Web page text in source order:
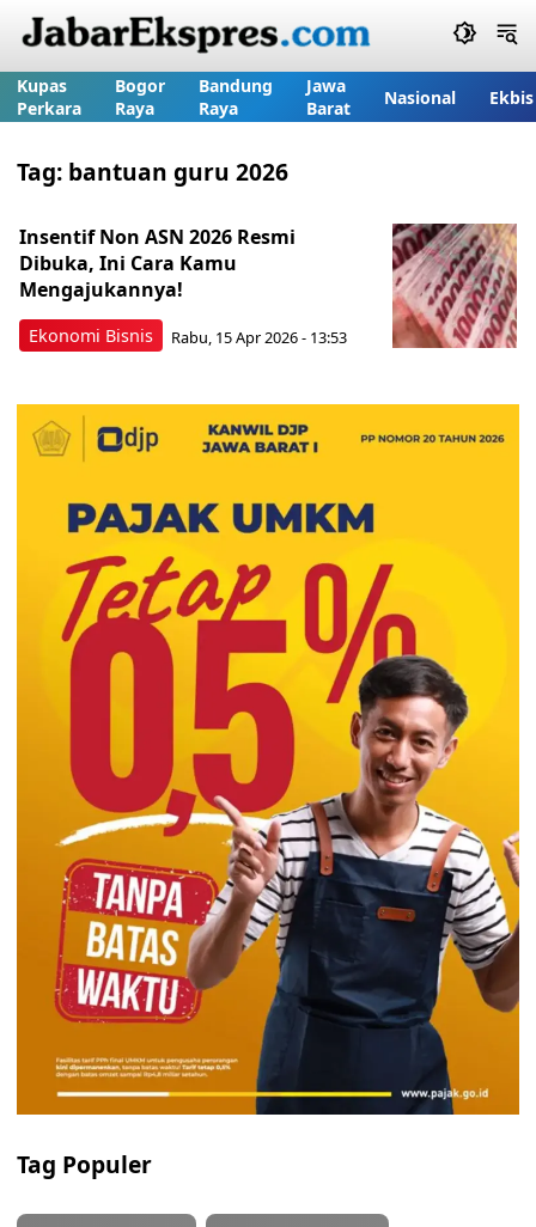
Kupas
Perkara
Bogor
Raya
Bandung
Raya
Jawa
Barat
Nasional Ekbis
Tag: bantuan guru 2026
Ekonomi Bisnis
Insentif Non ASN 2026 Resmi
Dibuka, Ini Cara Kamu
Mengajukannya!
Rabu, 15 Apr 2026 - 13:53
Tag Populer